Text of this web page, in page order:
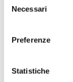
delNecessari
Preferenze
Statistiche